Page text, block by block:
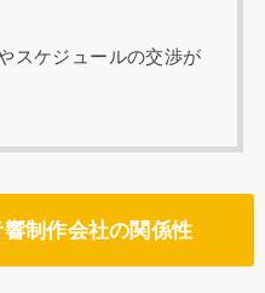
スケジュールの交渉が
制作会社の関係性